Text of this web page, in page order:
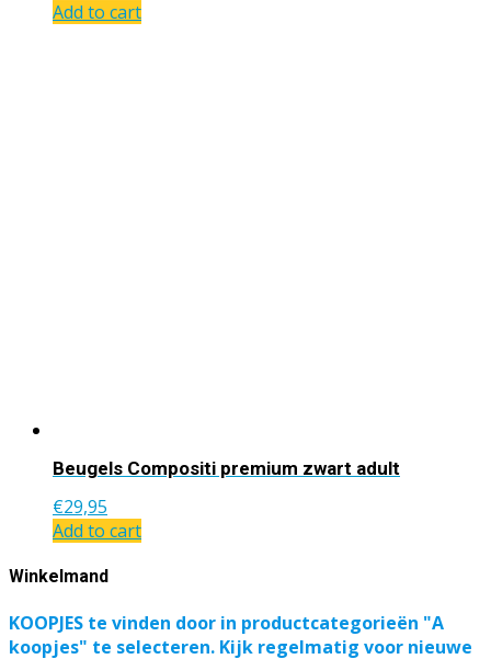
Add to cart
Beugels Compositi premium zwart adult
€29,95
Add to cart
Winkelmand
KOOPJES te vinden door in productcategorieën "A
koopjes" te selecteren. Kijk regelmatig voor nieuwe